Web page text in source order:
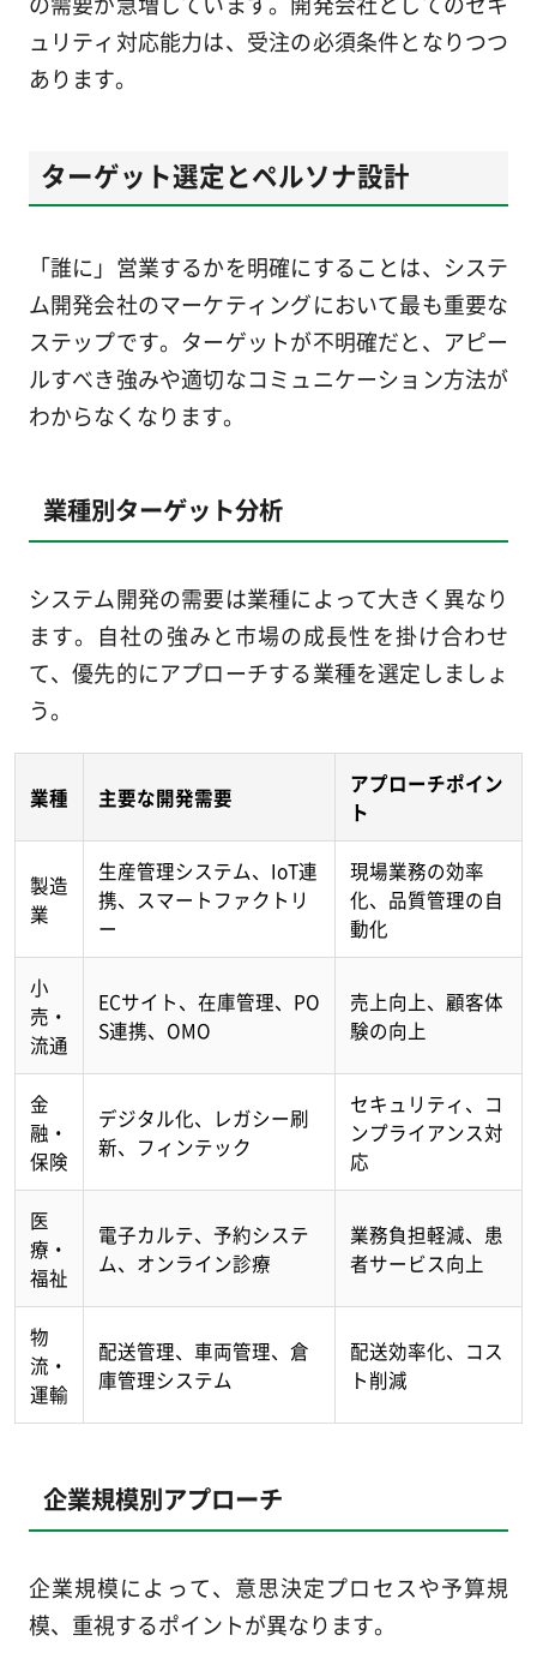
ュリティ対応能力は、受注の必須条件となりつつ
あります。
ターゲット選定とペルソナ設計
「誰に」営業するかを明確にすることは、システ
ム開発会社のマーケティングにおいて最も重要な
ステップです。ターゲットが不明確だと、アピー
ルすべき強みや適切なコミュニケーション方法が
わからなくなります。
業種別ターゲット分析
システム開発の需要は業種によって大きく異なり
ます。自社の強みと市場の成長性を掛け合わせ
て、優先的にアプローチする業種を選定しましょ
う。
業種 主要な開発需要
アプローチポイン
ト
製造
業
生産管理システム、IoT連
携、スマートファクトリ
ー
現場業務の効率
化、品質管理の自
動化
小
売・
流通
ECサイト、在庫管理、PO
S連携、OMO
売上向上、顧客体
験の向上
金
融・
保険
デジタル化、レガシー刷
新、フィンテック
セキュリティ、コ
ンプライアンス対
応
医
療・
福祉
電子カルテ、予約システ
ム、オンライン診療
業務負担軽減、患
者サービス向上
物
流・
運輸
配送管理、車両管理、倉
庫管理システム
配送効率化、コス
ト削減
企業規模別アプローチ
企業規模によって、意思決定プロセスや予算規
模、重視するポイントが異なります。